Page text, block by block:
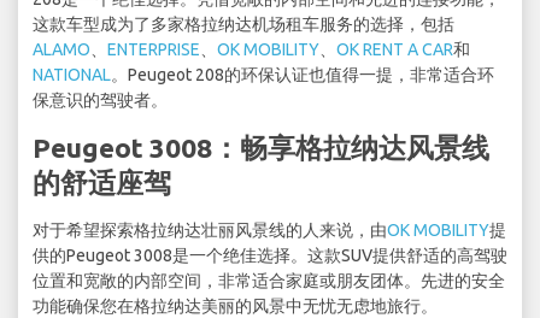
这款车型成为了多家格拉纳达机场租车服务的选择，包括
ALAMO
ENTERPRISE OK MOBILITY OK RENT A CAR和
NATIONAL。Peugeot 208的环保认证也值得一提，非常适合环
保意识的驾驶者。
Peugeot 3008：畅享格拉纳达风景线
的舒适座驾
对于希望探索格拉纳达壮丽风景线的人来说，由OK MOBILITY提
供的Peugeot 3008是一个绝佳选择。这款SUV提供舒适的高驾驶
位置和宽敞的内部空间，非常适合家庭或朋友团体。先进的安全
功能确保您在格拉纳达美丽的风景中无忧无虑地旅行。